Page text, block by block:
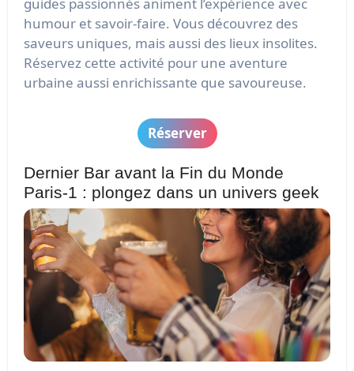
humour et savoir-faire. Vous découvrez des
saveurs uniques, mais aussi des lieux insolites.
Réservez cette activité pour une aventure
urbaine aussi enrichissante que savoureuse.
Réserver
Dernier Bar avant la Fin du Monde
Paris-1 : plongez dans un univers geek